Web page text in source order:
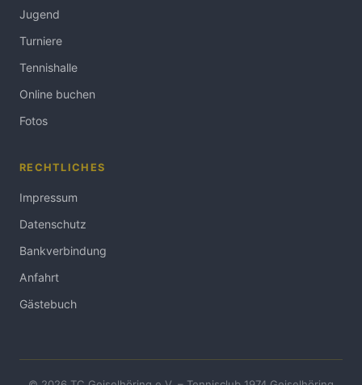
Jugend
Turniere
Tennishalle
Online buchen
Fotos
RECHTLICHES
Impressum
Datenschutz
Bankverbindung
Anfahrt
Gästebuch